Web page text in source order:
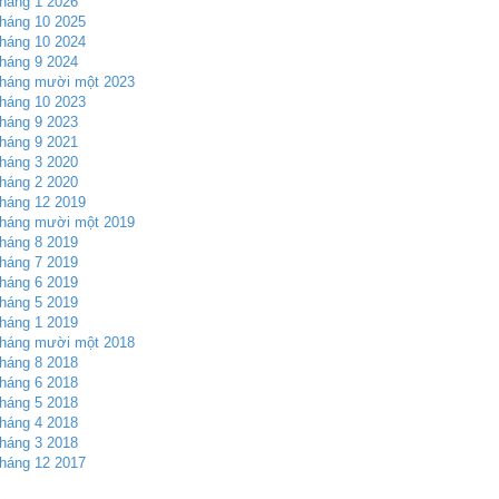
10 2025
10 2024
9 2024
mười một 2023
10 2023
9 2023
9 2021
3 2020
2 2020
12 2019
mười một 2019
8 2019
7 2019
6 2019
5 2019
1 2019
mười một 2018
8 2018
6 2018
5 2018
4 2018
3 2018
12 2017